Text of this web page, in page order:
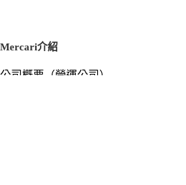
Mercari介紹
公司概要（營運公司）